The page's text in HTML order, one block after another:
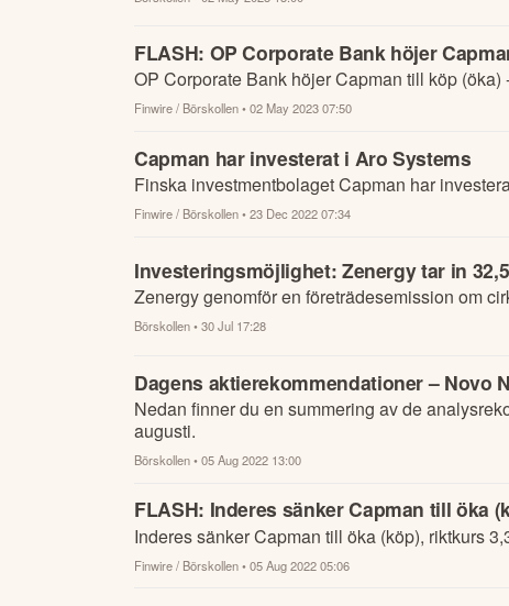
FLASH: OP Corporate Bank höjer
OP Corporate Bank höjer Capman till köp (öka)
Finwire / Börskollen• 02 May 2023 07:50
Capman har investerat i Aro Systems
Finska investmentbolaget Capman har
Finwire / Börskollen• 23 Dec 2022 07:34
Investeringsmöjlighet: Zenergy tar in
Zenergy genomför en företrädesemission om
Börskollen• 30 Jul 17:28
Dagens aktierekommendationer – Novo
Nedan finner du en summering av de
augusti.
Börskollen• 05 Aug 2022 13:00
FLASH: Inderes sänker Capman till öka
Inderes sänker Capman till öka (köp), riktkurs
Finwire / Börskollen• 05 Aug 2022 05:06